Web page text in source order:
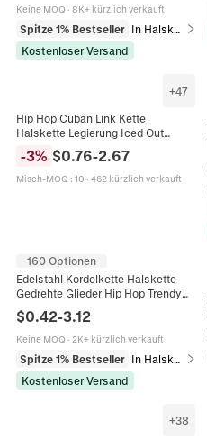
Keine MOQ · 8K+ kürzlich verkauft
Spitze 1% Bestseller
In Halsketten
Kostenloser Versand
+47
Hip Hop Cuban Link Kette
Halskette Legierung Iced Out
Strass Streetwear Schmuck Für
Männer Unisex Luxus Glänzend
-3% $0.76-2.67
Misch-MOQ : 10 · 462 kürzlich verkauft
160 Optionen
Edelstahl Kordelkette Halskette
Gedrehte Glieder Hip Hop Trendy
Modeschmuck Accessoires Herren
Damen Karabinerverschluss
$0.42-3.12
Keine MOQ · 2K+ kürzlich verkauft
Spitze 1% Bestseller
In Halsketten
Kostenloser Versand
+38